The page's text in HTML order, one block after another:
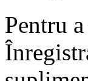
Pentru